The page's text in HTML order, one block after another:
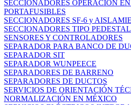
SECCIONADORES OPERACIÓN
PORTAFUSIBLES
SECCIONADORES SF‐6 y
SECCIONADORES TIPO PEDESTAL
SENSORES Y CONTROLADORES
SEPARADOR PARA BANCO DE
SEPARADOR SIT
SEPARADOR WUNPEECE
SEPARADORES DE BARRENO
SEPARADORES DE DUCTOS
SERVICIOS DE ORIENTACIÓN
NORMALIZACIÓN EN MÉXICO